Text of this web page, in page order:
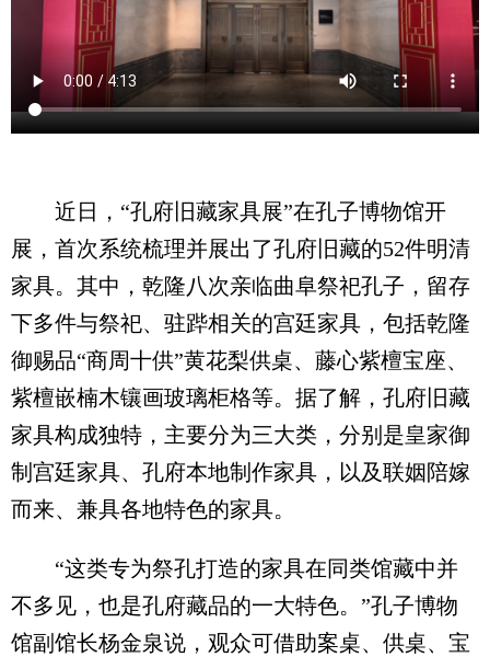
近日，“孔府旧藏家具展”在孔子博物馆开
展，首次系统梳理并展出了孔府旧藏的52件明清
家具。其中，乾隆八次亲临曲阜祭祀孔子，留存
下多件与祭祀、驻跸相关的宫廷家具，包括乾隆
御赐品“商周十供”黄花梨供桌、藤心紫檀宝座、
紫檀嵌楠木镶画玻璃柜格等。据了解，孔府旧藏
家具构成独特，主要分为三大类，分别是皇家御
制宫廷家具、孔府本地制作家具，以及联姻陪嫁
而来、兼具各地特色的家具。
“这类专为祭孔打造的家具在同类馆藏中并
不多见，也是孔府藏品的一大特色。”孔子博物
馆副馆长杨金泉说，观众可借助案桌、供桌、宝